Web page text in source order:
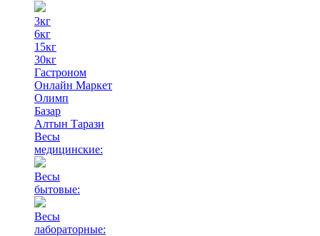
3кг
6кг
15кг
30кг
Гастроном
Онлайн Маркет
Олимп
Базар
Алтын Тарази
Весы
медицинские:
Весы
бытовые:
Весы
лабораторные: